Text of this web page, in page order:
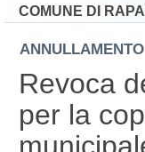
COMUNE DI
ANNULLAMENTO
Revoca
per la